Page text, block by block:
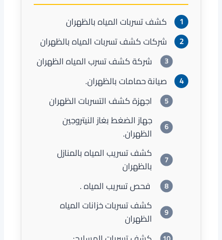
كشف تسربات المياه بالظهران
شركات كشف تسربات المياه بالظهران
شركة كشف تسرب المياه الظهران
صيانة حمامات بالظهران.
اجهزة كشف التسربات الظهران
جهاز الضغط بغاز النيتروجين
الظهران.
كشف تسريب المياه بالمنازل
بالظهران
فحص تسريب المياه .
كشف تسربات خزانات المياه
الظهران